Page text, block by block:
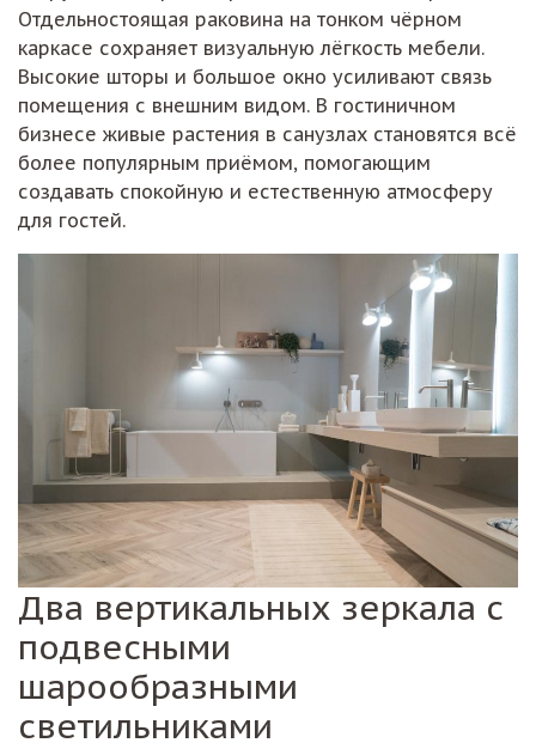
Отдельностоящая раковина на тонком чёрном
каркасе сохраняет визуальную лёгкость мебели.
Высокие шторы и большое окно усиливают связь
помещения с внешним видом. В гостиничном
бизнесе живые растения в санузлах становятся всё
более популярным приёмом, помогающим
создавать спокойную и естественную атмосферу
для гостей.
Два вертикальных зеркала с
подвесными
шарообразными
светильниками